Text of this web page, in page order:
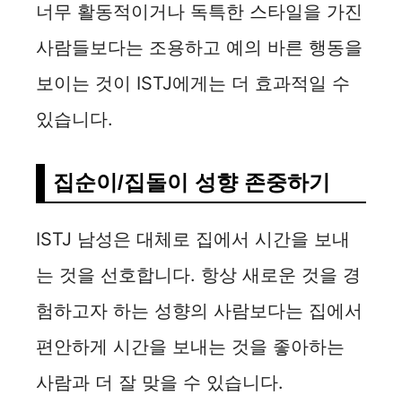
너무 활동적이거나 독특한 스타일을 가진
사람들보다는 조용하고 예의 바른 행동을
보이는 것이 ISTJ에게는 더 효과적일 수
있습니다.
집순이/집돌이 성향 존중하기
ISTJ 남성은 대체로 집에서 시간을 보내
는 것을 선호합니다. 항상 새로운 것을 경
험하고자 하는 성향의 사람보다는 집에서
편안하게 시간을 보내는 것을 좋아하는
사람과 더 잘 맞을 수 있습니다.